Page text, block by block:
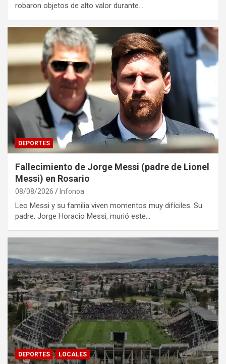
robaron objetos de alto valor durante…
DEPORTES
Fallecimiento de Jorge Messi (padre de Lionel
Messi) en Rosario
08/08/2026 Infonoa
Leo Messi y su familia viven momentos muy difíciles. Su
padre, Jorge Horacio Messi, murió este…
DEPORTES LOCALES